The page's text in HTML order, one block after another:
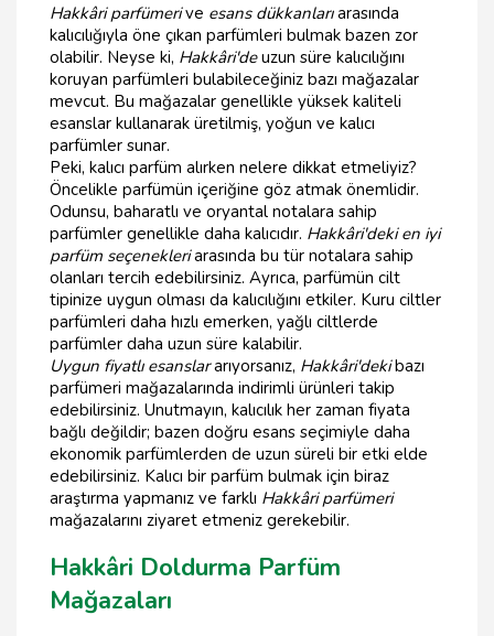
Hakkâri parfümerive esans dükkanlarıarasında
kalıcılığıyla öne çıkan parfümleri bulmak bazen zor
olabilir. Neyse ki, Hakkâri'deuzun süre kalıcılığını
koruyan parfümleri bulabileceğiniz bazı mağazalar
mevcut. Bu mağazalar genellikle yüksek kaliteli
esanslar kullanarak üretilmiş, yoğun ve kalıcı
parfümler sunar.
Peki, kalıcı parfüm alırken nelere dikkat etmeliyiz?
Öncelikle parfümün içeriğine göz atmak önemlidir.
Odunsu, baharatlı ve oryantal notalara sahip
parfümler genellikle daha kalıcıdır. Hakkâri'deki en iyi
parfüm seçenekleriarasında bu tür notalara sahip
olanları tercih edebilirsiniz. Ayrıca, parfümün cilt
tipinize uygun olması da kalıcılığını etkiler. Kuru ciltler
parfümleri daha hızlı emerken, yağlı ciltlerde
parfümler daha uzun süre kalabilir.
Uygun fiyatlı esanslararıyorsanız, Hakkâri'dekibazı
parfümeri mağazalarında indirimli ürünleri takip
edebilirsiniz. Unutmayın, kalıcılık her zaman fiyata
bağlı değildir; bazen doğru esans seçimiyle daha
ekonomik parfümlerden de uzun süreli bir etki elde
edebilirsiniz. Kalıcı bir parfüm bulmak için biraz
araştırma yapmanız ve farklı Hakkâri parfümeri
mağazalarını ziyaret etmeniz gerekebilir.
Hakkâri Doldurma Parfüm
Mağazaları